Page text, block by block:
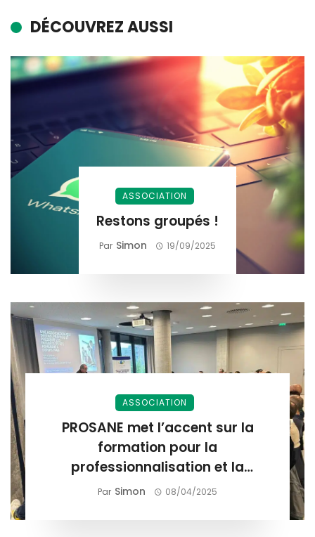
DÉCOUVREZ AUSSI
ASSOCIATION
Restons groupés !
Par Simon 19/09/2025
ASSOCIATION
PROSANE met l’accent sur la
formation pour la
professionnalisation et la
valorisation des compétences.
Par Simon 08/04/2025